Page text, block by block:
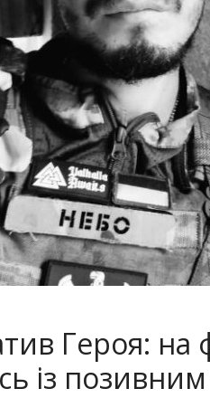
Героя: на
із